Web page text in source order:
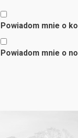
Powiadom mnie o
Powiadom mnie o